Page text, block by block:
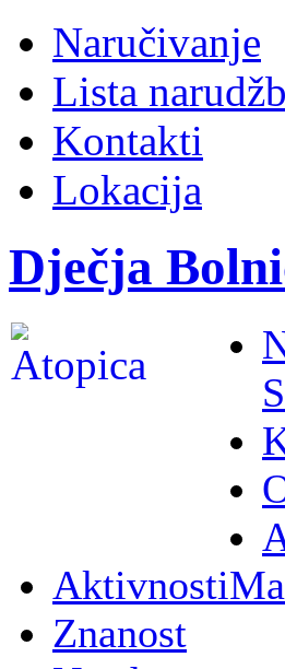
Naručivanje
Lista
Kontakti
Lokacija
Dječja
Aktivnosti
Znanost